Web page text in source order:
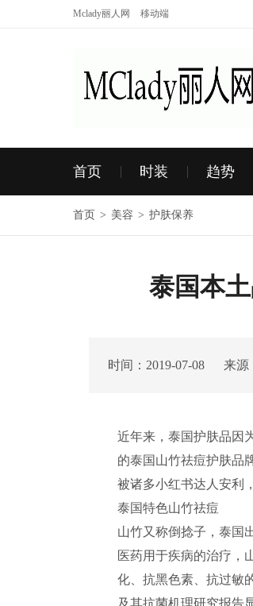
Mclady丽人网 移动端
首页 时装 趋势
首页 > 美容 > 护肤保养
泰国本
时间：2019-07-08 来
近年来，泰国护肤品因
的泰国山竹祛痘护肤品
被诸多小红书达人安利
泰国特色山竹祛痘
山竹又称倒捻子，泰国
医药用于疾病的治疗，
化、抗黑色素、抗过敏
及其抗菌机理研究报告